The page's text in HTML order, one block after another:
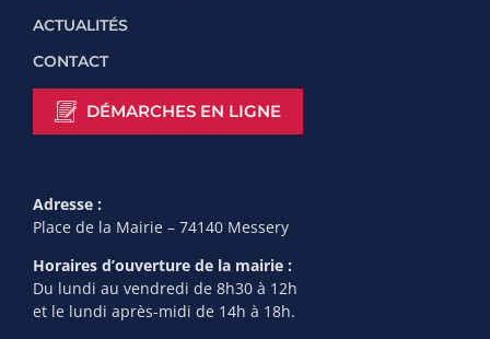
ACTUALITÉS
CONTACT
DÉMARCHES EN LIGNE
Adresse :
Place de la Mairie – 74140 Messery
Horaires d’ouverture de la mairie :
Du lundi au vendredi de 8h30 à 12h
et le lundi après-midi de 14h à 18h.